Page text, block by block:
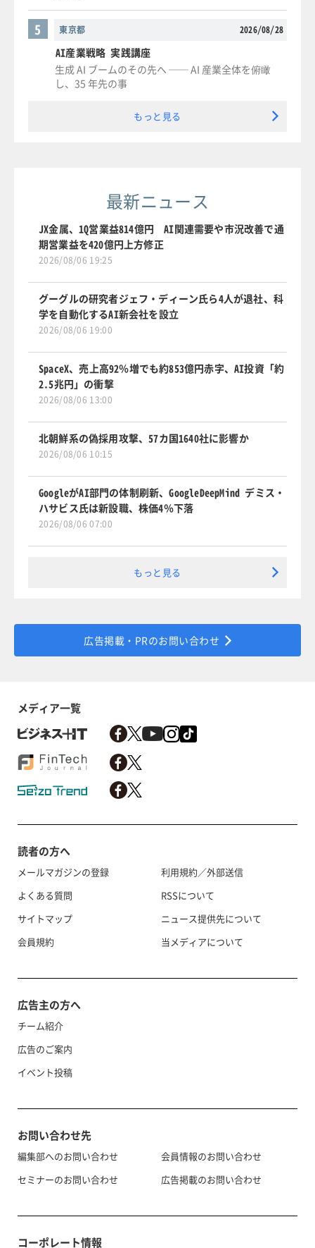
東京都 2026/08/28
5
AI産業戦略 実践講座
生成 AI ブームのその先へ ── AI 産業全体を俯瞰
し、35 年先の事
もっと見る
最新ニュース
JX金属、1Q営業益814億円 AI関連需要や市況改善で通
期営業益を420億円上方修正
2026/08/06 19:25
グーグルの研究者ジェフ・ディーン氏ら4人が退社、科
学を自動化するAI新会社を設立
2026/08/06 19:00
SpaceX、売上高92％増でも約853億円赤字、AI投資「約
2.5兆円」の衝撃
2026/08/06 13:00
北朝鮮系の偽採用攻撃、57カ国1640社に影響か
2026/08/06 10:15
GoogleがAI部門の体制刷新、GoogleDeepMind デミス・
ハサビス氏は新設職、株価4％下落
2026/08/06 07:00
もっと見る
広告掲載・PRのお問い合わせ
メディア一覧
読者の方へ
メールマガジンの登録
よくある質問
サイトマップ
会員規約
利用規約／外部送信
RSSについて
ニュース提供先について
当メディアについて
広告主の方へ
チーム紹介
広告のご案内
イベント投稿
お問い合わせ先
編集部へのお問い合わせ
セミナーのお問い合わせ
会員情報のお問い合わせ
広告掲載のお問い合わせ
コーポレート情報